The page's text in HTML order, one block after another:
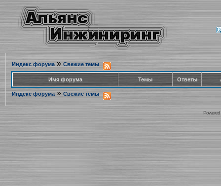
Индекс форума» Свежие темы
Имя форума Темы Ответы
Индекс форума » Свежие темы